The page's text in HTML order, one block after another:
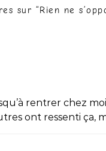
sur “Rien ne
rentrer chez
ont ressenti ça,